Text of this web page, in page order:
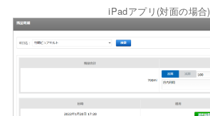
iPadアプリ(対面の場合)